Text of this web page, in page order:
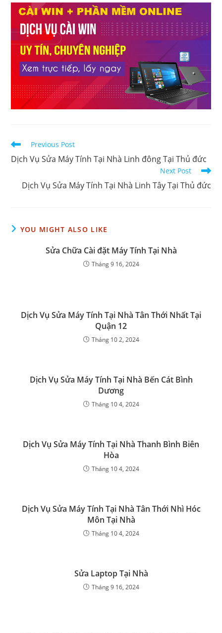
Read
more
articles
Previous Post
Dịch Vụ Sửa Máy Tính Tại Nhà Linh đông Tại Thủ đức
Next Post
Dịch Vụ Sửa Máy Tính Tại Nhà Linh Tây Tại Thủ đức
YOU MIGHT ALSO LIKE
Sửa Chữa Cài đặt Máy Tính Tại Nhà
Tháng 9 16, 2024
Dịch Vụ Sửa Máy Tính Tại Nhà Tân Thới Nhất Tại
Quận 12
Tháng 10 2, 2024
Dịch Vụ Sửa Máy Tính Tại Nhà Bến Cát Bình
Dương
Tháng 10 4, 2024
Dịch Vụ Sửa Máy Tính Tại Nhà Thanh Bình Biên
Hòa
Tháng 10 4, 2024
Dịch Vụ Sửa Máy Tính Tại Nhà Tân Thới Nhì Hóc
Môn Tại Nhà
Tháng 10 4, 2024
Sửa Laptop Tại Nhà
Tháng 9 16, 2024